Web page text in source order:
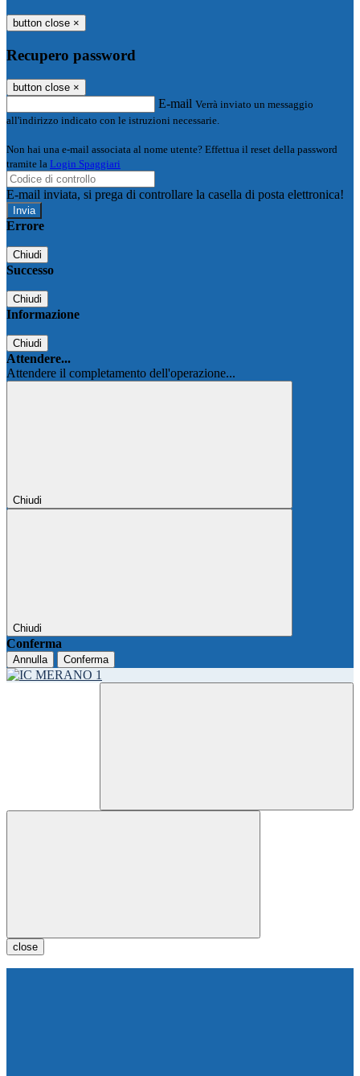
button close ×
Recupero password
button close ×
E-mail Verrà inviato un messaggio
all'indirizzo indicato con le istruzioni necessarie.
Non hai una e-mail associata al nome utente? Effettua il reset della password
tramite la Login Spaggiari
E-mail inviata, si prega di controllare la casella di posta elettronica!
Errore
Chiudi
Successo
Chiudi
Informazione
Chiudi
Attendere...
Attendere il completamento dell'operazione...
Chiudi
Chiudi
Conferma
Annulla Conferma
close